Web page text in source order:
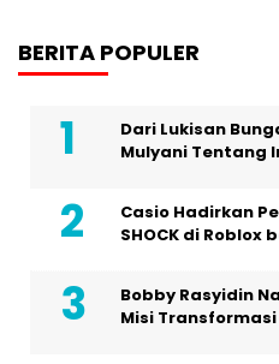
BERITA POPULER
Dari Lukisan
Mulyani Tentang
Casio Hadirkan
SHOCK di Roblox
Bobby Rasyidin
Misi